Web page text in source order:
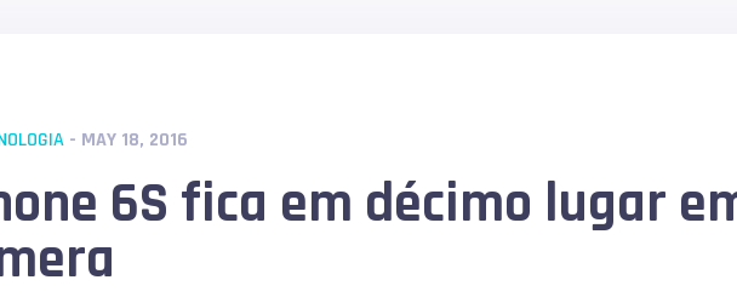
- MAY 18, 2016
6S fica em décimo lugar